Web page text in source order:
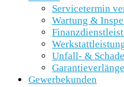
Servicetermin
Wartung &
Unfall- &
Gewerbekunden